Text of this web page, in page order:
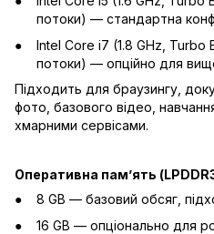
потоки) — стандартна
Intel Core i7 (1.8 GHz,
потоки) — опційно для
Підходить для браузингу,
фото, базового відео,
хмарними сервісами.
Оперативна памʼять
8 GB — базовий обсяг,
16 GB — опціонально для